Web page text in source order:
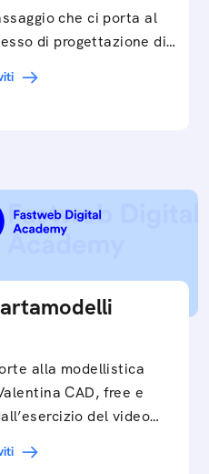
che ci porta al
di progettazione di
alla modellistica
CAD, free e
del video…